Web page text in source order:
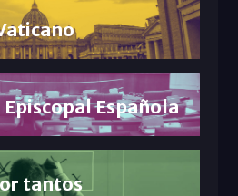
Española
tantos